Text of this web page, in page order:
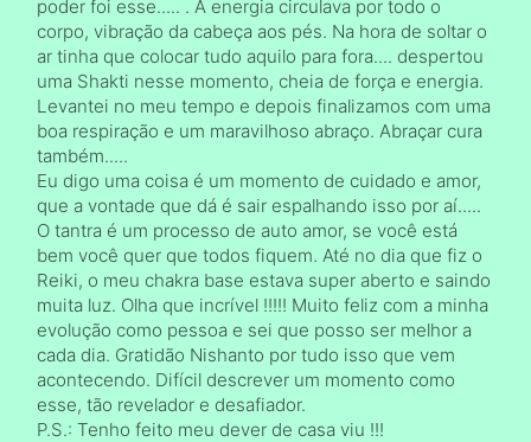
poder foi esse..... . A energia circulava por todo o
corpo, vibração da cabeça aos pés. Na hora de soltar o
ar tinha que colocar tudo aquilo para fora.... despertou
uma Shakti nesse momento, cheia de força e energia.
Levantei no meu tempo e depois finalizamos com uma
boa respiração e um maravilhoso abraço. Abraçar cura
também.....
Eu digo uma coisa é um momento de cuidado e amor,
que a vontade que dá é sair espalhando isso por aí.....
O tantra é um processo de auto amor, se você está
bem você quer que todos fiquem. Até no dia que fiz o
Reiki, o meu chakra base estava super aberto e saindo
muita luz. Olha que incrível !!!!! Muito feliz com a minha
evolução como pessoa e sei que posso ser melhor a
cada dia. Gratidão Nishanto por tudo isso que vem
acontecendo. Difícil descrever um momento como
esse, tão revelador e desafiador.
P.S.: Tenho feito meu dever de casa viu !!!